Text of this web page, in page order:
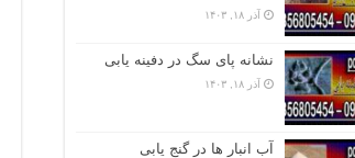
آذر ۱۸, ۱۴۰۳
نشانه پای سگ در دفینه یابی
آذر ۱۸, ۱۴۰۳
آب انبار ها در گنج یابی